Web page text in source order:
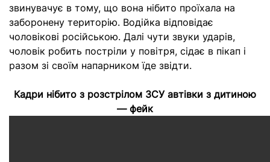
звинувачує в тому, що вона нібито проїхала на
заборонену територію. Водійка відповідає
чоловікові російською. Далі чути звуки ударів,
чоловік робить постріли у повітря, сідає в пікап і
разом зі своїм напарником їде звідти.
Кадри нібито з розстрілом ЗСУ автівки з дитиною
— фейк